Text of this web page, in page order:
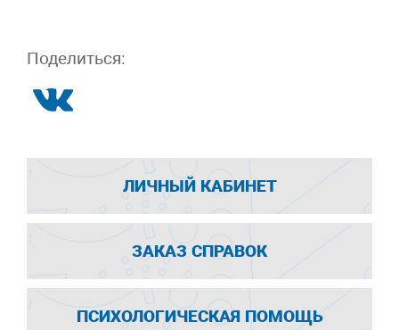
Поделиться:
ЛИЧНЫЙ КАБИНЕТ
ЗАКАЗ СПРАВОК
ПСИХОЛОГИЧЕСКАЯ ПОМОЩЬ